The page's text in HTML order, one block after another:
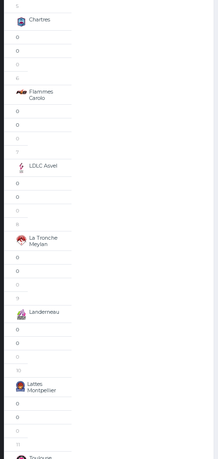
5
Chartres
0
0
0
6
Flammes
Carolo
0
0
0
7
LDLC Asvel
0
0
0
8
La Tronche
Meylan
0
0
0
9
Landerneau
0
0
0
10
Lattes
Montpellier
0
0
0
11